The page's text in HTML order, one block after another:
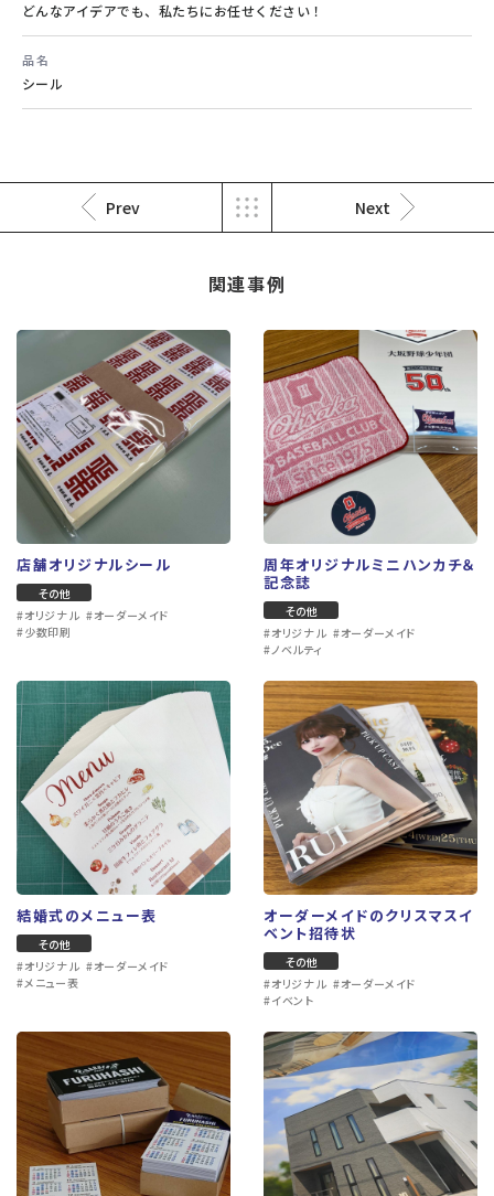
年賀状印刷
オーダーメイドのクリスマスイベン
ト招待状
その他
#オリジナル #オーダーメイド #イベント
オリジナルカレンダー
はがき・挨拶状・案内状印刷
#はがき印刷 #宛名印刷
オープンハウス案内用のフライヤー
小型コピー
#少数印刷 #スピード印刷 #販促ツール
講演会式次第
大判コピー
#大判印刷
#拡大コピー #大型出力
ショップカード・ポイントカード
その他
#オリジナル #オーダーメイド #販促ツール
屋外用小型プレート
プレート作成
#小型看板 #案内板 #看板製作
どんなアイデアでも、私たちにお任せください！
品名
シール
Prev Next
関連事例
店舗オリジナルシール
その他
#オリジナル #オーダーメイド
#少数印刷
周年オリジナルミニハンカチ＆
記念誌
その他
#オリジナル #オーダーメイド
#ノベルティ
結婚式のメニュー表
その他
#オリジナル #オーダーメイド
#メニュー表
オーダーメイドのクリスマスイ
ベント招待状
その他
#オリジナル #オーダーメイド
#イベント